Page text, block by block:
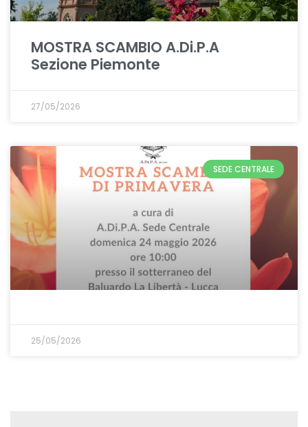
MOSTRA SCAMBIO A.Di.P.A
Sezione Piemonte
27/05/2026
SEDE CENTRALE
25/05/2026